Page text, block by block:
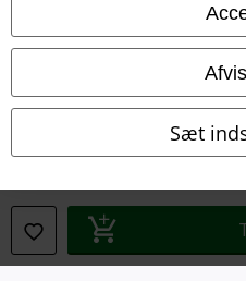
Sæt
Juridisk
Salgs-, medlems- &
Bortskaffelse af affald og
Overensstemmelseserklæring